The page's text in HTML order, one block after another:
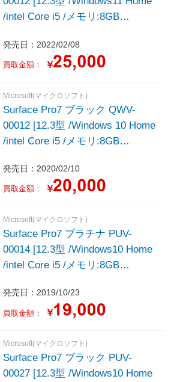
/intel Core i5 /メモリ:8GB
発売日：2022/02/08
買取金額： ￥
Microsoft(マイクロソフト)
Surface Pro7 ブラック QWV-
00012 [12.3型 /Windows 10 Home
/intel Core i5 /メモリ:8GB
ラック) /2020年モデル]
発売日：2020/02/10
買取金額： ￥
Microsoft(マイクロソフト)
Surface Pro7 プラチナ PUV-
00014 [12.3型 /Windows10 Home
/intel Core i5 /メモリ:8GB
発売日：2019/10/23
買取金額： ￥
Microsoft(マイクロソフト)
Surface Pro7 ブラック PUV-
00027 [12.3型 /Windows10 Home